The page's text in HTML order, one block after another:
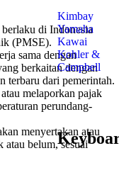
Kimbay
Yamaha
Kawai
Kohler &
Campbell
di Indonesia
(PMSE).
sama dengan
berkaitan dengan
terbaru dari pemerintah.
melaporkan pajak
perundang-
menyertakan atau
atau belum, sesuai